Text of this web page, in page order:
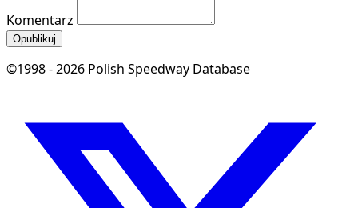
Komentarz
Opublikuj
©1998 - 2026 Polish Speedway Database